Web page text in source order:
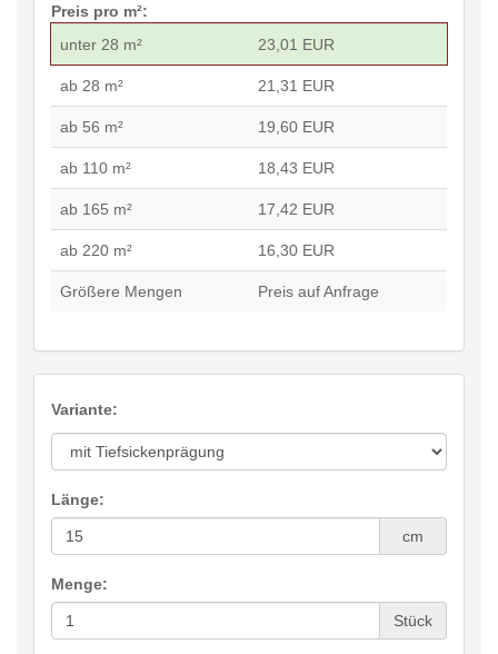
Preis pro m²:
unter 28 m²
23,01 EUR
ab 28 m² 21,31 EUR
ab 56 m² 19,60 EUR
ab 110 m² 18,43 EUR
ab 165 m² 17,42 EUR
ab 220 m² 16,30 EUR
Größere Mengen Preis auf Anfrage
Variante:
Länge:
cm
Menge:
Stück